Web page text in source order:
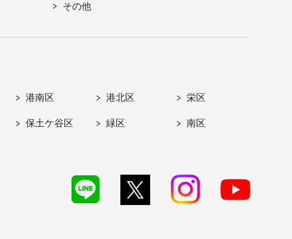
その他
港南区 港北区 栄区
保土ケ谷区 緑区 南区